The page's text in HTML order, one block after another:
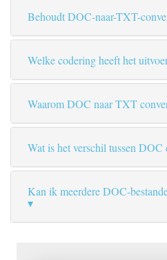
Behoudt DOC-naar-TXT-
Welke codering heeft het
Waarom DOC naar TXT
Wat is het verschil tussen
Kan ik meerdere DOC-